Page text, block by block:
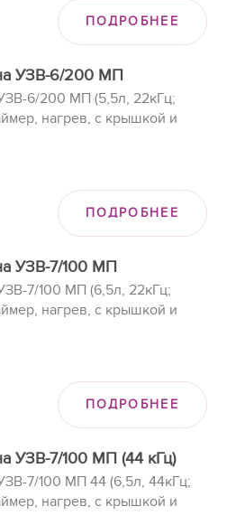
ПОДРОБНЕЕ
УЗВ-6/200 МП
6/200 МП (5,5л, 22кГц;
нагрев, с крышкой и
ПОДРОБНЕЕ
УЗВ-7/100 МП
7/100 МП (6,5л, 22кГц;
нагрев, с крышкой и
ПОДРОБНЕЕ
УЗВ-7/100 МП (44 кГц)
7/100 МП 44 (6,5л, 44кГц;
нагрев, с крышкой и